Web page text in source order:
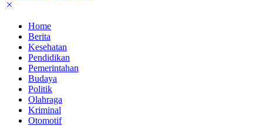
Home
Berita
Kesehatan
Pendidikan
Pemerintahan
Budaya
Politik
Olahraga
Kriminal
Otomotif